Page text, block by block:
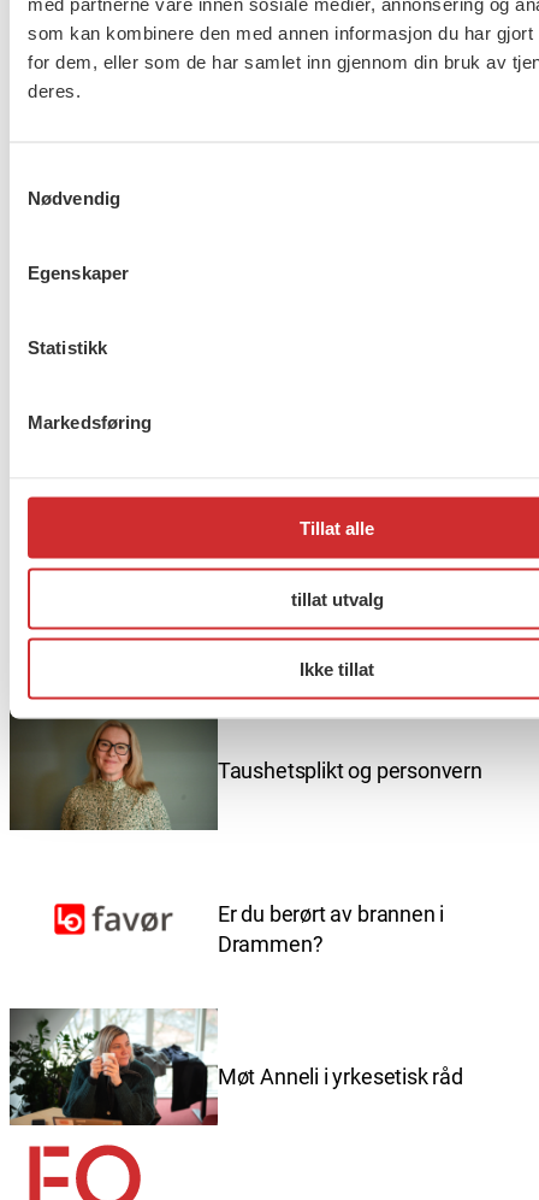
som kan kombinere den med annen informasjon du har gjort
for dem, eller som de har samlet inn gjennom din bruk av
deres.
Nødvendig
Egenskaper
Statistikk
Markedsføring
Tillat alle
tillat utvalg
Ikke tillat
«vanlige» arbeidet for rekruttering og
gjennomføre tre «FO-uker» hvor rekruttering skal
være hovedfokus.
Flere saker Se alle
Taushetsplikt og personvern
Er du berørt av brannen i
Drammen?
Møt Anneli i yrkesetisk råd